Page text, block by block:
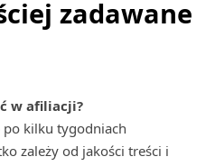
zadawane
w afiliacji?
po kilku tygodniach
zależy od jakości treści i